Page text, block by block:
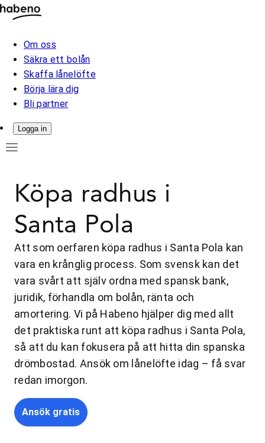
Om oss
Säkra ett bolån
Skaffa lånelöfte
Börja lära dig
Bli partner
Logga in
Köpa radhus i
Santa Pola
Att som oerfaren köpa radhus i Santa Pola kan
vara en krånglig process. Som svensk kan det
vara svårt att själv ordna med spansk bank,
juridik, förhandla om bolån, ränta och
amortering. Vi på Habeno hjälper dig med allt
det praktiska runt att köpa radhus i Santa Pola,
så att du kan fokusera på att hitta din spanska
drömbostad. Ansök om lånelöfte idag – få svar
redan imorgon.
Ansök gratis